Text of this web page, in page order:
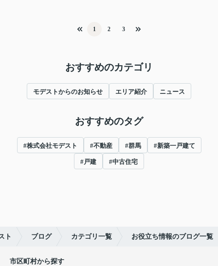
1 2 3
おすすめのカテゴリ
モデストからのお知らせ エリア紹介 ニュース
おすすめのタグ
#株式会社モデスト #不動産 #群馬 #新築一戸建て
#戸建 #中古住宅
ト ブログ カテゴリ一覧 お役立ち情報のブログ一覧
市区町村から探す